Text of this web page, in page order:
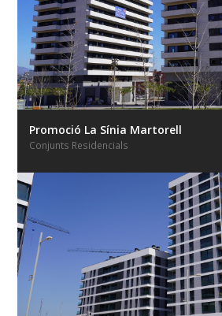
Promoció La Sínia Martorell
Conjunts Residencials